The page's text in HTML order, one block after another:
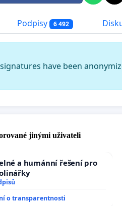
Podpisy 6 492
have been
jinými uživateli
a humánní řešení pro
o transparentnosti